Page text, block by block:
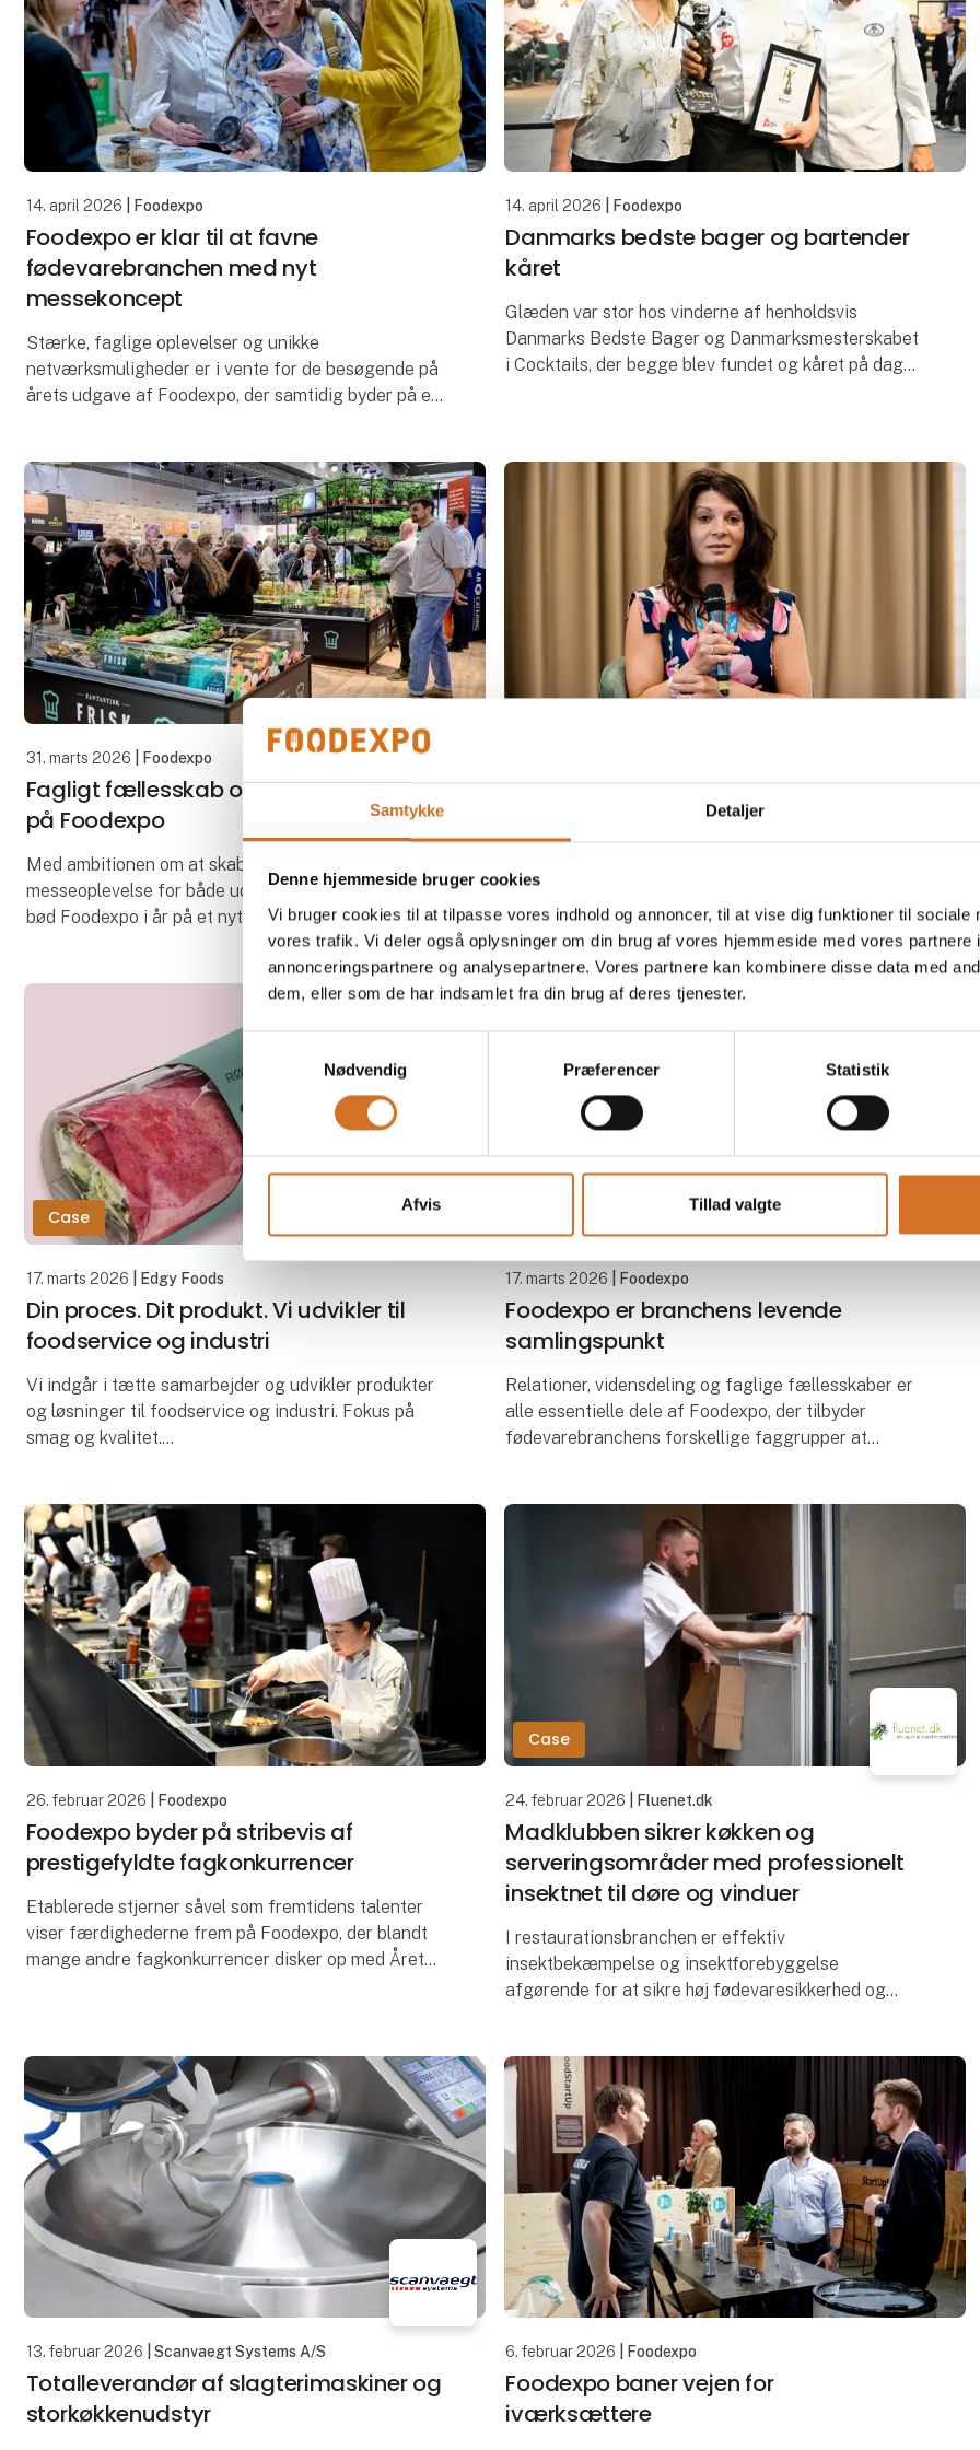
Samtykke Detaljer
Denne hjemmeside bruger cookies
Vi bruger cookies til at tilpasse vores indhold og annoncer, til at vise dig funktioner til sociale
vores trafik. Vi deler også oplysninger om din brug af vores hjemmeside med vores partnere
annonceringspartnere og analysepartnere. Vores partnere kan kombinere disse data med
dem, eller som de har indsamlet fra din brug af deres tjenester.
Nødvendig
Præferencer Statistik
Afvis Tillad valgte
14. april 2026 | Foodexpo
Foodexpo er klar til at favne
fødevarebranchen med nyt
messekoncept
Stærke, faglige oplevelser og unikke
netværksmuligheder er i vente for de besøgende på
årets udgave af Foodexpo, der samtidig byder på et
14. april 2026 | Foodexpo
Danmarks bedste bager og bartender
kåret
Glæden var stor hos vinderne af henholdsvis
Danmarks Bedste Bager og Danmarksmesterskabet
i Cocktails, der begge blev fundet og kåret på dag
31. marts 2026 | Foodexpo
Fagligt fællesskab og fornyelse hittede
på Foodexpo
Med ambitionen om at skabe en fornyet faglig
messeoplevelse for både udstillere og besøgende
bød Foodexpo i år på et nyt messekoncept.
Konceptet samlede branchen i faglige fællesskaber
Ungarsk ambassadør gæster
søndag den 22. marts Foodexpo i MCH
Messecenter Herning.
Besøget starter med en guidet tur rundt på messen,
hvorefter Ambassadøren vil besøge nogle
Case
17. marts 2026 | Edgy Foods
Din proces. Dit produkt. Vi udvikler til
foodservice og industri
Vi indgår i tætte samarbejder og udvikler produkter
og løsninger til foodservice og industri. Fokus på
smag og kvalitet.
sælgende wrap, Bulows
17. marts 2026 | Foodexpo
Foodexpo er branchens levende
samlingspunkt
Relationer, vidensdeling og faglige fællesskaber er
alle essentielle dele af Foodexpo, der tilbyder
fødevarebranchens forskellige faggrupper at
26. februar 2026 | Foodexpo
Foodexpo byder på stribevis af
prestigefyldte fagkonkurrencer
Etablerede stjerner såvel som fremtidens talenter
viser færdighederne frem på Foodexpo, der blandt
mange andre fagkonkurrencer disker op med Årets
Case
24. februar 2026 | Fluenet.dk
Madklubben sikrer køkken og
serveringsområder med professionelt
insektnet til døre og vinduer
I restaurationsbranchen er effektiv
insektbekæmpelse og insektforebyggelse
afgørende for at sikre høj fødevaresikkerhed og
For Madklubben var behovet klart: Åbne d
13. februar 2026 | Scanvaegt Systems A/S
Totalleverandør af slagterimaskiner og
storkøkkenudstyr
6. februar 2026 | Foodexpo
Foodexpo baner vejen for
iværksættere